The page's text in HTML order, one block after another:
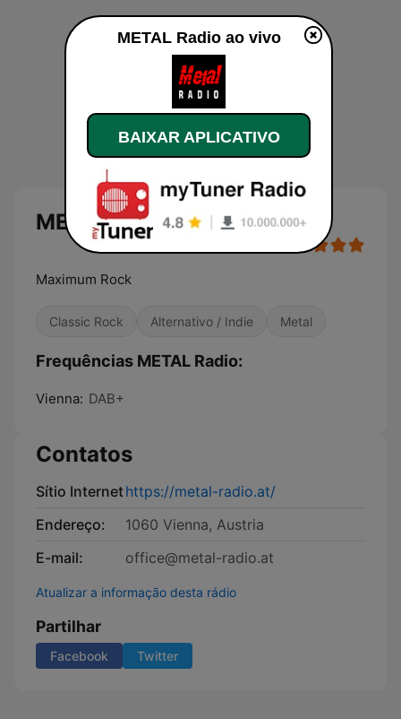
METAL Radio
Maximum Rock
Classic Rock Alternativo / Indie Metal
Frequências METAL Radio:
Vienna: DAB+
Contatos
Sítio Internethttps://metal-radio.at/
Endereço:
1060 Vienna, Austria
E-mail:
office@metal-radio.at
Atualizar a informação desta rádio
Partilhar
Facebook Twitter
METAL Radio ao vivo
BAIXAR APLICATIVO